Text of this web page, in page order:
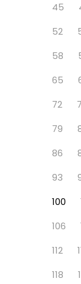
45
52
58
65
72
79
86
93
100
106
112
118